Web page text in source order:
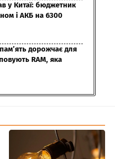
у Китаї: бюджетник
і АКБ на 6300
дорожчає для
RAM, яка